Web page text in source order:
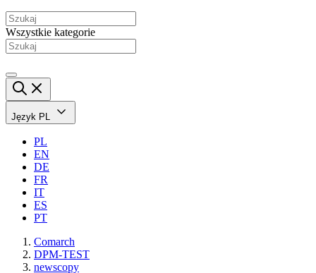
Wszystkie kategorie
Język PL
PL
EN
DE
FR
IT
ES
PT
Comarch
DPM-TEST
newscopy